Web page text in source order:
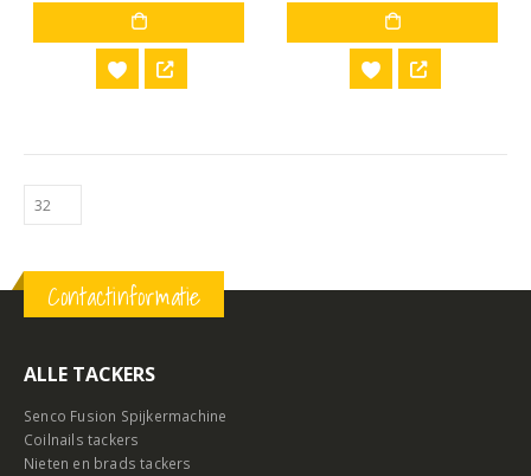
Contactinformatie
ALLE TACKERS
Senco Fusion Spijkermachine
Coilnails tackers
Nieten en brads tackers